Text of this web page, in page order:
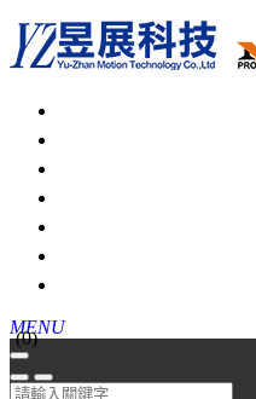
MENU
(0)